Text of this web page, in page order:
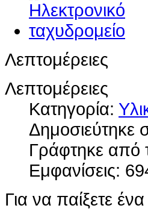
Λεπτομέρειες
Λεπτομέρειες
Κατηγορία:
Δημοσιεύτηκε
Γράφτηκε από
Εμφανίσεις:
Για να παίξετε